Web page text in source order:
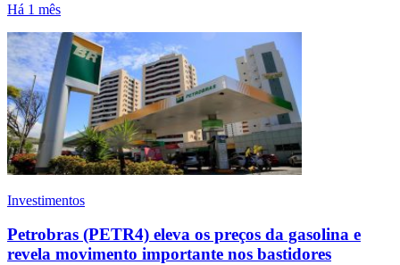
Há 1 mês
Investimentos
Petrobras (PETR4) eleva os preços da gasolina e
revela movimento importante nos bastidores